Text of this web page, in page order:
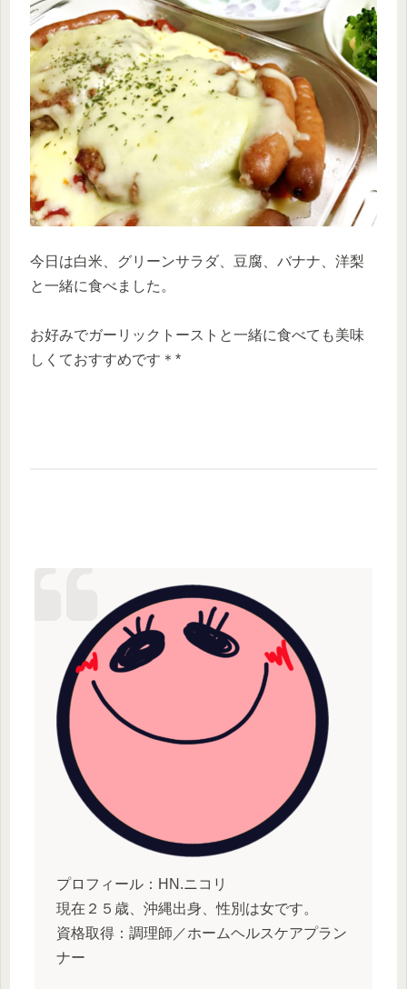
今日は白米、グリーンサラダ、豆腐、バナナ、洋梨
と一緒に食べました。
お好みでガーリックトーストと一緒に食べても美味
しくておすすめです＊*
プロフィール：HN.ニコリ
現在２５歳、沖縄出身、性別は女です。
資格取得：調理師／ホームヘルスケアプラン
ナー